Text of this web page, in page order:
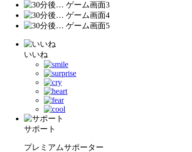
いいね
サポート
プレミアムサポーター